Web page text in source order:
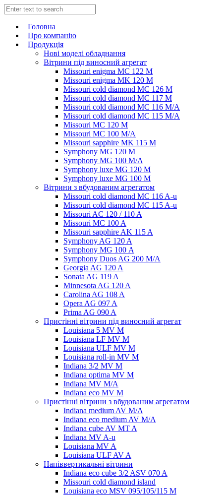
Головна
Про компанію
Продукція
Нові моделі обладнання
Вітрини під виносний агрегат
Missouri enigma MC 122 M
Missouri enigma MK 120 M
Missouri cold diamond MC 126 M
Missouri cold diamond MC 117 M
Missouri cold diamond MC 116 M/A
Missouri cold diamond MC 115 M/A
Missouri MC 120 M
Missouri MC 100 M/A
Missouri sapphire MK 115 M
Symphony MG 120 M
Symphony MG 100 M/А
Symphony luxe MG 120 M
Symphony luxe MG 100 M
Вітрини з вбудованим агрегатом
Missouri cold diamond MC 116 A-u
Missouri cold diamond MC 115 A-u
Missouri AC 120 / 110 A
Missouri MC 100 A
Missouri sapphire AK 115 A
Symphony AG 120 A
Symphony MG 100 А
Symphony Duos AG 200 M/A
Georgia AG 120 A
Sonata AG 119 A
Minnesota AG 120 A
Carolina AG 108 A
Opera AG 097 A
Prima AG 090 A
Пристінні вітрини під виносний агрегат
Louisiana 5 MV M
Louisiana LF MV M
Louisiana ULF MV M
Louisiana roll-in MV M
Indiana 3/2 MV M
Indiana optima MV M
Indiana MV M/A
Indiana eco MV M
Пристінні вітрини з вбудованим агрегатом
Indiana medium AV M/A
Indiana eco medium AV M/A
Indiana cube AV MT A
Indiana MV A-u
Louisiana MV A
Louisiana ULF AV A
Напіввертикальні вітрини
Indiana eco cube 3/2 ASV 070 A
Missouri cold diamond island
Louisiana eco MSV 095/105/115 M